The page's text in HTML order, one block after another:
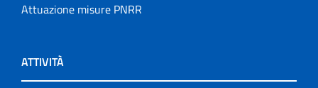
Attuazione misure PNRR
ATTIVITÀ